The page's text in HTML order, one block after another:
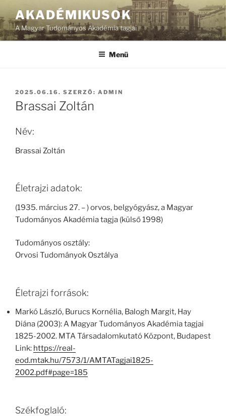
AKADÉMIKUSOK
A Magyar Tudományos Akadémia tagjai
Menü
BEKÜLDVE:
2025.06.16. SZERZŐ: ADMIN
Brassai Zoltán
Név:
Brassai Zoltán
Életrajzi adatok:
(1935. március 27. – ) orvos, belgyógyász, a Magyar
Tudományos Akadémia tagja (külső 1998)
Tudományos osztály:
Orvosi Tudományok Osztálya
Életrajzi források:
Markó László, Burucs Kornélia, Balogh Margit, Hay
Diána (2003): A Magyar Tudományos Akadémia tagjai
1825-2002. MTA Társadalomkutató Központ, Budapest
Link: https://real-
eod.mtak.hu/7573/1/AMTATagjai1825-
2002.pdf#page=185
Székfoglaló: